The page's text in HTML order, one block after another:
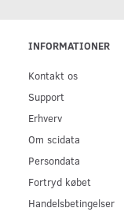
INFORMATIONER
Kontakt os
Support
Erhverv
Om scidata
Persondata
Fortryd købet
Handelsbetingelser